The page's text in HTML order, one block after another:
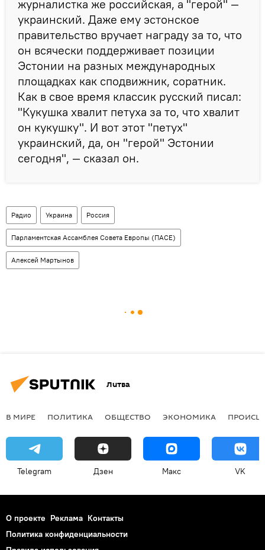
журналистка же российская, а "герой" —
украинский. Даже ему эстонское
правительство вручает награду за то, что
он всячески поддерживает позиции
Эстонии на разных международных
площадках как сподвижник, соратник.
Как в свое время классик русский писал:
"Кукушка хвалит петуха за то, что хвалит
он кукушку". И вот этот "петух"
украинский, да, он "герой" Эстонии
сегодня", — сказал он.
Радио Украина Россия
Парламентская Ассамблея Совета Европы (ПАСЕ)
Алексей Мартынов
Литва
В МИРЕ ПОЛИТИКА ОБЩЕСТВО ЭКОНОМИКА
Telegram Дзен Макс VK
О проекте Реклама Контакты
Политика конфиденциальности